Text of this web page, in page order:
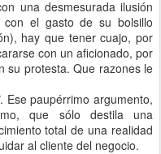
una desmesurada ilusión
el gasto de su bolsillo
hay que tener cuajo, por
con un aficionado, por
su protesta. Que razones le
. Ese paupérrimo argumento,
que sólo destila una
total de una realidad
al cliente del negocio.